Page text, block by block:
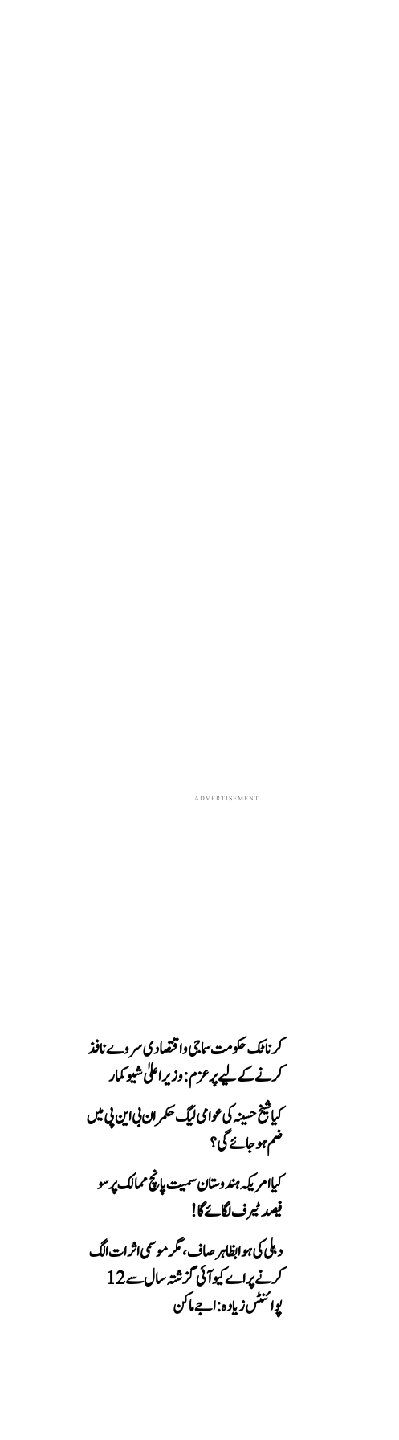
ADVERTISEMENT
کرناٹک حکومت سماجی و اقتصادی سروے نافذ
کرنے کے لیے پرعزم: وزیر اعلیٰ شیوکمار
کیا شیخ حسینہ کی عوامی لیگ حکمران بی این پی میں
ضم ہو جائے گی؟
کیا امریکہ ہندوستان سمیت پانچ ممالک پر سو
فیصد ٹیرف لگائے گا!
دہلی کی ہوا بظاہر صاف، مگر موسمی اثرات الگ
کرنے پر اے کیو آئی گزشتہ سال سے 12
پوائنٹس زیادہ: اجے ماکن